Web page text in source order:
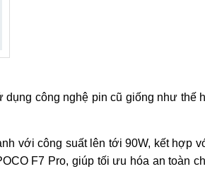
dụng công nghệ pin cũ giống như thế
với công suất lên tới 90W, kết hợp
F7 Pro, giúp tối ưu hóa an toàn